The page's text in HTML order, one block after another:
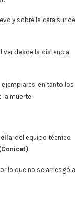
y sobre la cara sur de
ver desde la distancia
en tanto los
la muerte.
, del equipo técnico
.
lo que no se arriesgó a